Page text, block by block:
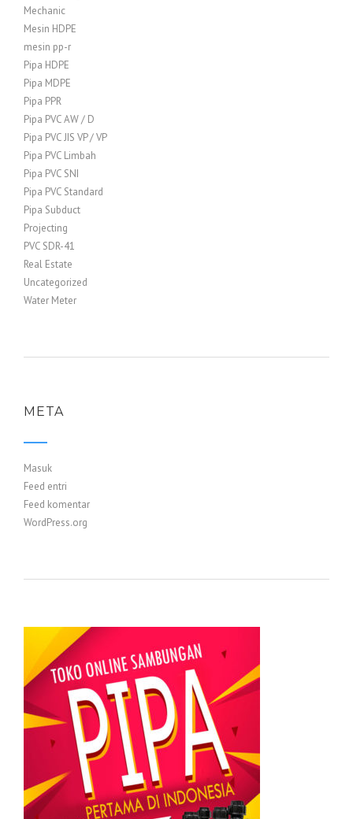
Mechanic
Mesin HDPE
mesin pp-r
Pipa HDPE
Pipa MDPE
Pipa PPR
Pipa PVC AW / D
Pipa PVC JIS VP / VP
Pipa PVC Limbah
Pipa PVC SNI
Pipa PVC Standard
Pipa Subduct
Projecting
PVC SDR-41
Real Estate
Uncategorized
Water Meter
META
Masuk
Feed entri
Feed komentar
WordPress.org